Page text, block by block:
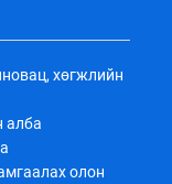
хөгжлийн
алба
олон